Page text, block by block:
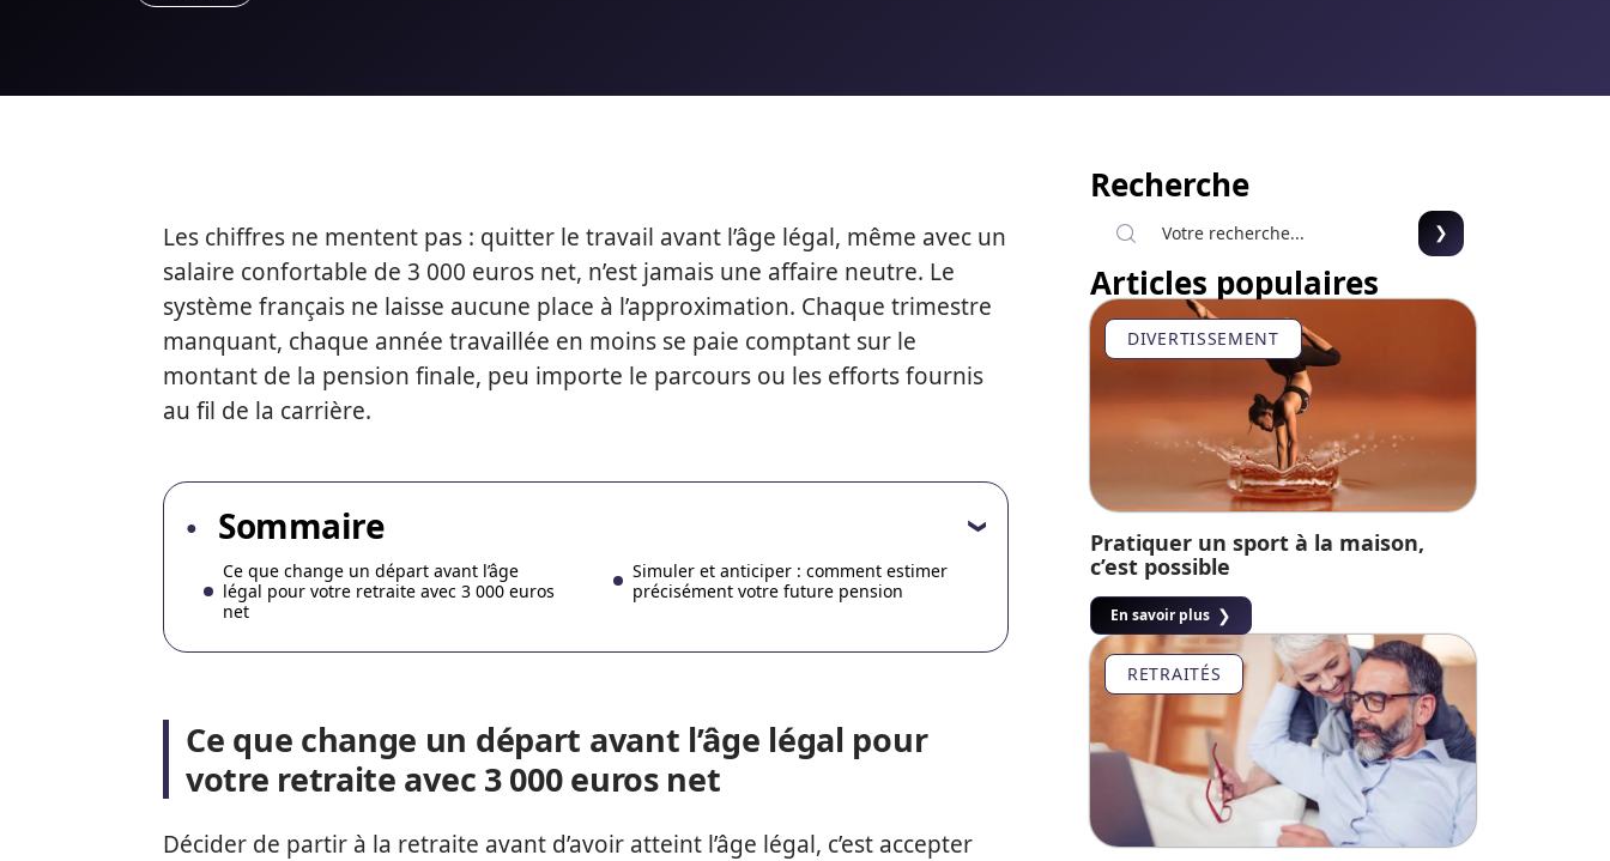
Les chiffres ne mentent pas : quitter le travail avant l’âge légal, même avec un
salaire confortable de 3 000 euros net, n’est jamais une affaire neutre. Le
système français ne laisse aucune place à l’approximation. Chaque trimestre
manquant, chaque année travaillée en moins se paie comptant sur le
montant de la pension finale, peu importe le parcours ou les efforts fournis
au fil de la carrière.
Sommaire
Ce que change un départ avant l’âge
légal pour votre retraite avec 3 000 euros
net
Simuler et anticiper : comment estimer
précisément votre future pension
Ce que change un départ avant l’âge légal pour
votre retraite avec 3 000 euros net
Décider de partir à la retraite avant d’avoir atteint l’âge légal, c’est accepter
Recherche
Articles populaires
DIVERTISSEMENT
Pratiquer un sport à la maison,
c’est possible
En savoir plus
RETRAITÉS